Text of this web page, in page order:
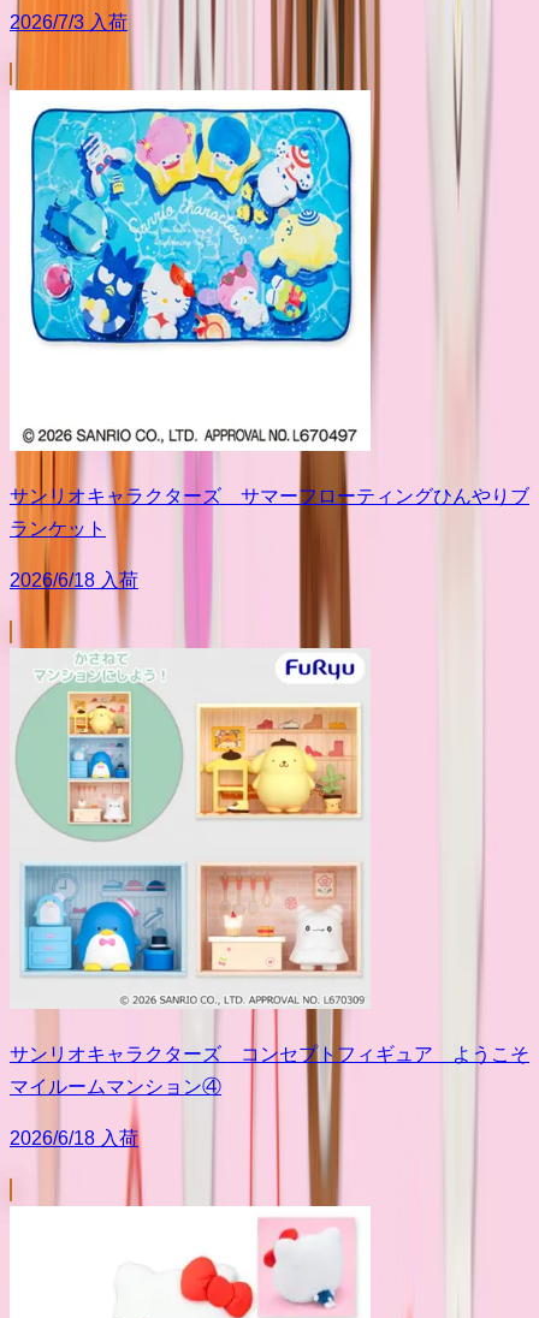
2026/7/3 入荷
サンリオキャラクターズ サマーフローティングひんやりブ
ランケット
2026/6/18 入荷
サンリオキャラクターズ コンセプトフィギュア ようこそ
マイルームマンション④
2026/6/18 入荷